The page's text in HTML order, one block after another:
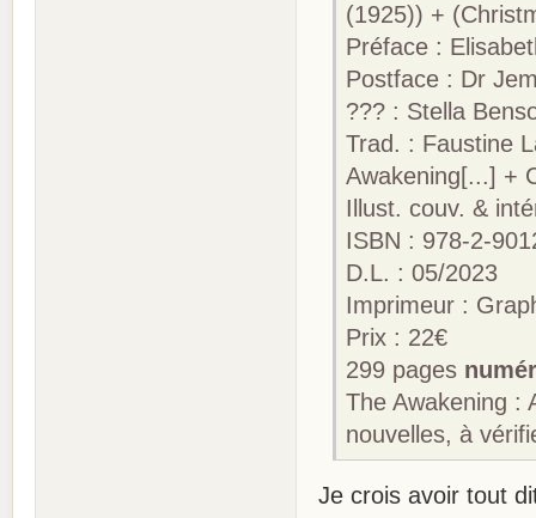
(1925)) +
Préface :
Postface : Dr
??? : Stella
Trad. : Faustine
Awakening[...] +
Illust. couv. &
ISBN : 978-2-
D.L. : 05/
Imprimeur :
Prix : 22€
299 pages
The Awakening :
nouvelles, à
Je crois avoir tout